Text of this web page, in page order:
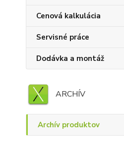
Cenová kalkulácia
Servisné práce
Dodávka a montáž
ARCHÍV
Archív produktov